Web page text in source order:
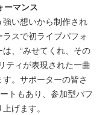
ーマンス
強い想いから制作され
スで初ライブパフォ
、“みせてくれ、その
ティが表現された一曲
。サポーターの皆さ
トもあり、参加型パフ
げます。